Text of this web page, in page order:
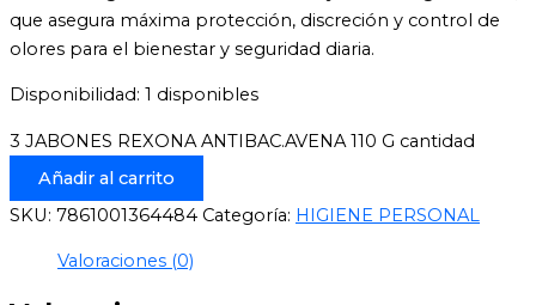
que asegura máxima protección, discreción y control de
olores para el bienestar y seguridad diaria.
Disponibilidad: 1 disponibles
3 JABONES REXONA ANTIBAC.AVENA 110 G cantidad
Añadir al carrito
SKU: 7861001364484 Categoría: HIGIENE PERSONAL
Valoraciones (0)